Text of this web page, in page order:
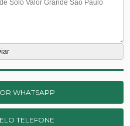
WHATSAPP
TELEFONE